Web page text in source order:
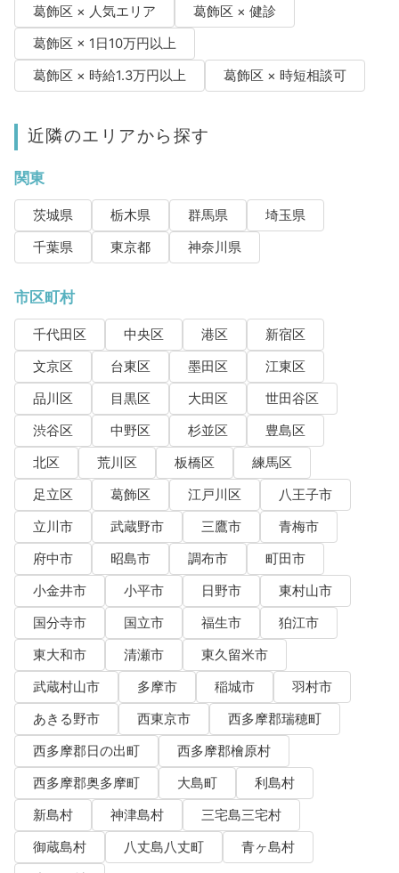
葛飾区 × 人気エリア
葛飾区 × 健診
葛飾区 × 1日10万円以上
葛飾区 × 時給1.3万円以上
葛飾区 × 時短相談可
近隣のエリアから探す
関東
茨城県 栃木県 群馬県
埼玉県
千葉県
東京都 神奈川県
市区町村
千代田区 中央区 港区
新宿区
文京区
台東区 墨田区
江東区
品川区
目黒区 大田区
世田谷区
渋谷区
中野区 杉並区
豊島区
北区
荒川区 板橋区
練馬区
足立区
葛飾区 江戸川区
八王子市
立川市
武蔵野市 三鷹市
青梅市
府中市
昭島市 調布市
町田市
小金井市
小平市 日野市
東村山市
国分寺市
国立市 福生市
狛江市
東大和市
清瀬市
東久留米市
武蔵村山市
多摩市 稲城市
羽村市
あきる野市
西東京市
西多摩郡瑞穂町
西多摩郡日の出町
西多摩郡檜原村
西多摩郡奥多摩町
大島町
利島村
新島村
神津島村
三宅島三宅村
御蔵島村
八丈島八丈町
青ヶ島村